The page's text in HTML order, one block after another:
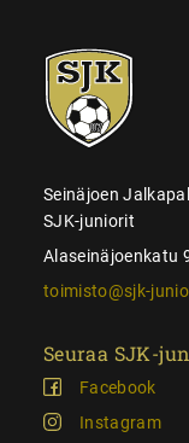
SJK-
juniorit
Seinäjoen
SJK-juniorit
Alaseinäjoenkatu
toimisto@sjk-
Seuraa SJK-
Facebook
Instagram